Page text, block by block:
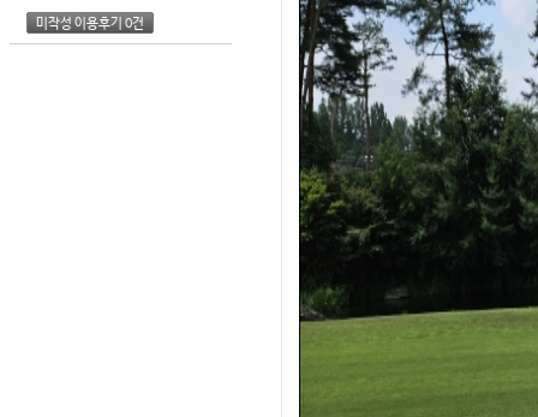
미작성 이용후기 0건